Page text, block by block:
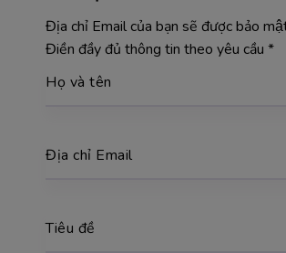
Địa chỉ Email của bạn sẽ được bảo
Điền đầy đủ thông tin theo yêu cầu *
Họ và tên
Địa chỉ Email
Tiêu đề